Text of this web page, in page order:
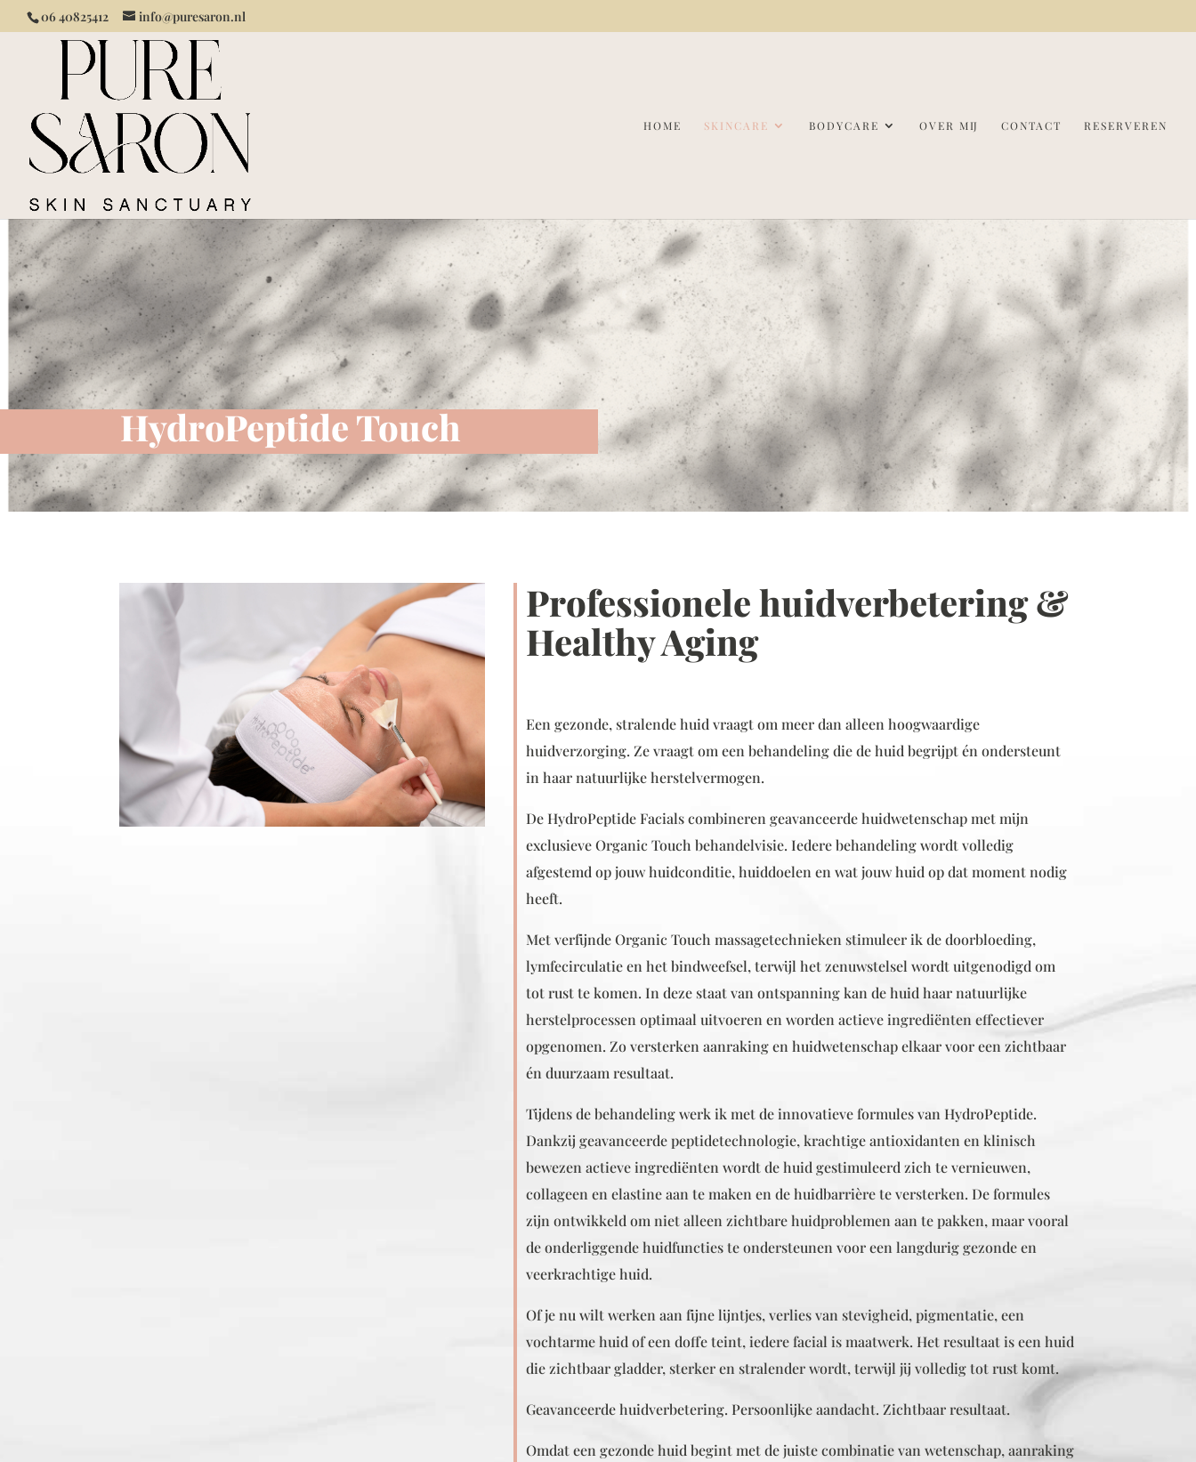
06 40825412 info@puresaron.nl
HOME SKINCARE BODYCARE OVER MIJ CONTACT RESERVEREN
HydroPeptide Touch
Professionele huidverbetering &
Healthy Aging
Een gezonde, stralende huid vraagt om meer dan alleen hoogwaardige
huidverzorging. Ze vraagt om een behandeling die de huid begrijpt én ondersteunt
in haar natuurlijke herstelvermogen.
De HydroPeptide Facials combineren geavanceerde huidwetenschap met mijn
exclusieve Organic Touch behandelvisie. Iedere behandeling wordt volledig
afgestemd op jouw huidconditie, huiddoelen en wat jouw huid op dat moment nodig
heeft.
Met verfijnde Organic Touch massagetechnieken stimuleer ik de doorbloeding,
lymfecirculatie en het bindweefsel, terwijl het zenuwstelsel wordt uitgenodigd om
tot rust te komen. In deze staat van ontspanning kan de huid haar natuurlijke
herstelprocessen optimaal uitvoeren en worden actieve ingrediënten effectiever
opgenomen. Zo versterken aanraking en huidwetenschap elkaar voor een zichtbaar
én duurzaam resultaat.
Tijdens de behandeling werk ik met de innovatieve formules van HydroPeptide.
Dankzij geavanceerde peptidetechnologie, krachtige antioxidanten en klinisch
bewezen actieve ingrediënten wordt de huid gestimuleerd zich te vernieuwen,
collageen en elastine aan te maken en de huidbarrière te versterken. De formules
zijn ontwikkeld om niet alleen zichtbare huidproblemen aan te pakken, maar vooral
de onderliggende huidfuncties te ondersteunen voor een langdurig gezonde en
veerkrachtige huid.
Of je nu wilt werken aan fijne lijntjes, verlies van stevigheid, pigmentatie, een
vochtarme huid of een doffe teint, iedere facial is maatwerk. Het resultaat is een huid
die zichtbaar gladder, sterker en stralender wordt, terwijl jij volledig tot rust komt.
Geavanceerde huidverbetering. Persoonlijke aandacht. Zichtbaar resultaat.
Omdat een gezonde huid begint met de juiste combinatie van wetenschap, aanraking